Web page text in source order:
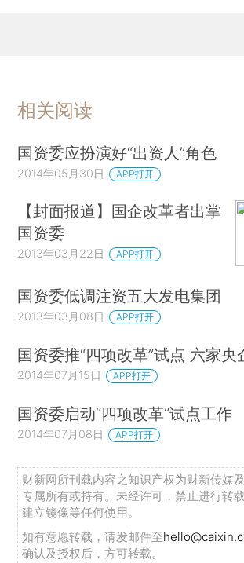
相关阅读
国资委应扮演好“出资人”角色
2014年05月30日 APP打开
【封面报道】国企改革者出掌
国资委
2013年03月22日 APP打开
国资委低调注资五大发电集团
2013年03月08日 APP打开
国资委推“四项改革”试点 六家央
2014年07月15日 APP打开
国资委启动“四项改革”试点工作
2014年07月08日 APP打开
财新网所刊载内容之知识产权为财新传媒
专属所有或持有。未经许可，禁止进行转
建立镜像等任何使用。
如有意愿转载，请发邮件至
确认及授权后，方可转载。